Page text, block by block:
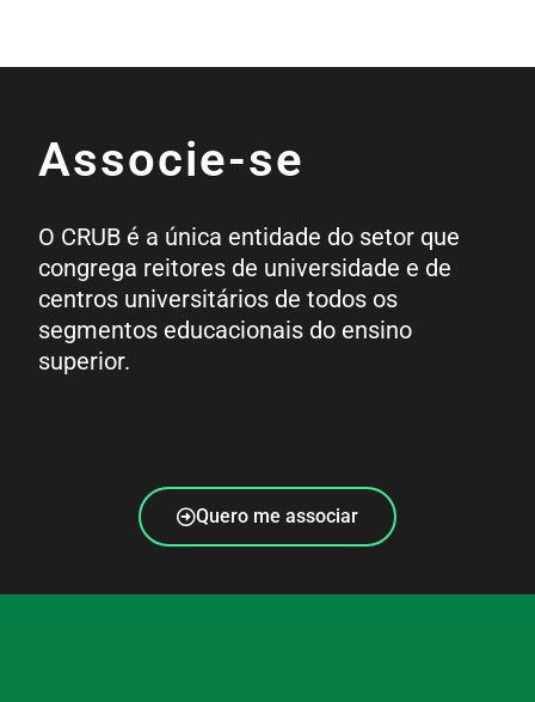
Associe-se
O CRUB é a única entidade do setor que
congrega reitores de universidade e de
centros universitários de todos os
segmentos educacionais do ensino
superior.
Quero me associar